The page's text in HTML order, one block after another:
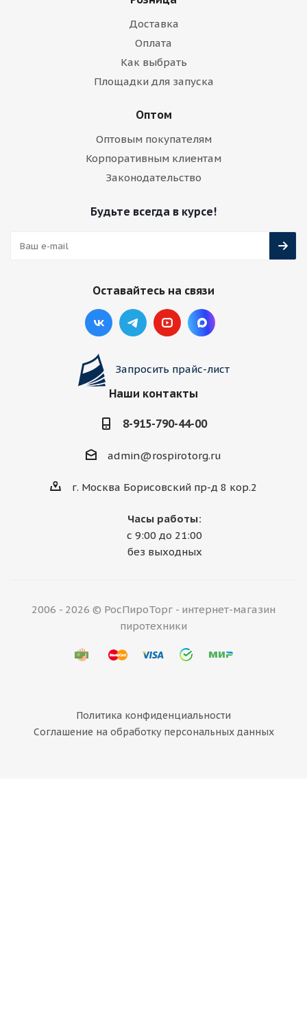
Доставка
Оплата
Как выбрать
Площадки для запуска
Оптом
Оптовым покупателям
Корпоративным клиентам
Законодательство
Будьте всегда в курсе!
Оставайтесь на связи
Запросить прайс-лист
Наши контакты
8-915-790-44-00
admin@rospirotorg.ru
г. Москва Борисовский пр-д 8 кор.2
Часы работы:
с 9:00 до 21:00
без выходных
2006 - 2026 © РосПироТорг - интернет-магазин
пиротехники
Политика конфиденциальности
Соглашение на обработку персональных данных